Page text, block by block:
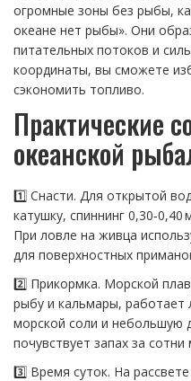
огромные зоны без рыбы,
океане нет рыбы». Они
питательных потоков и
координаты, вы сможете
сэкономить топливо.
Практические
океанской
1️⃣ Снасти. Для открытой
катушку, спиннинг 0,30‑0,40
При ловле на живца
для поверхностных
2️⃣ Прикормка. Морской
рыбу и кальмары, работает
морской соли и небольшую
почувствует запах за сотни
3️⃣ Время суток. На